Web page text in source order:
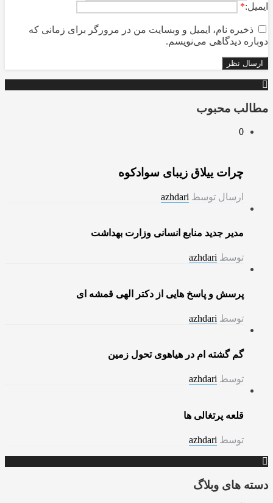
ایمیل:*
ذخیره نام، ایمیل و وبسایت من در مرورگر برای زمانی که
دوباره دیدگاهی می‌نویسم.
مطالب محبوب
0
چرات ییلاق زیبای سوادکوه
ارسال توسط azhdari
مدیر جدید منابع انسانی وزارت بهداشت
توسط azhdari
پرسش و پاسخ هایی از دکتر الهی قمشه ای
توسط azhdari
گم گشته ام در هیاهوی تحول زمین
توسط azhdari
قلعه پرتغالی ها
توسط azhdari
دسته های وبلاگ